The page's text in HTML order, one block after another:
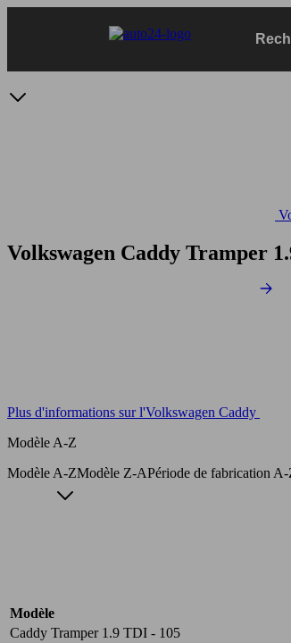
Volkswagen Caddy Tramper
Plus d'informations sur l'Volkswagen Caddy
Modèle A-Z
Modèle A-ZModèle Z-APériode de fabrication A-
Modèle
Caddy Tramper 1.9 TDI - 105